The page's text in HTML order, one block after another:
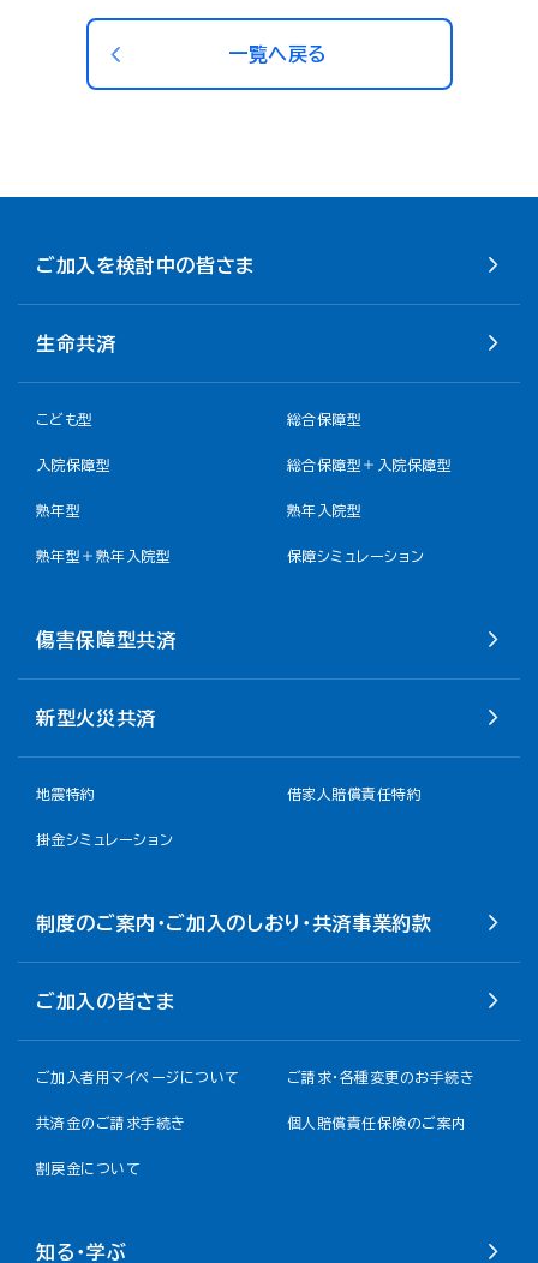
一覧へ戻る
ご加入を検討中の皆さま
生命共済
こども型 総合保障型
入院保障型 総合保障型＋入院保障型
熟年型 熟年入院型
熟年型＋熟年入院型 保障シミュレーション
傷害保障型共済
新型火災共済
地震特約 借家人賠償責任特約
掛金シミュレーション
制度のご案内・ご加入のしおり・共済事業約款
ご加入の皆さま
ご加入者用マイページについて ご請求・各種変更のお手続き
共済金のご請求手続き 個人賠償責任保険のご案内
割戻金について​
知る・学ぶ